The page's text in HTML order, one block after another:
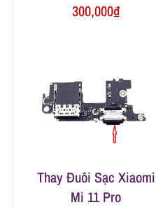
300,000₫
Thay Đuôi Sạc Xiaomi
Mi 11 Pro